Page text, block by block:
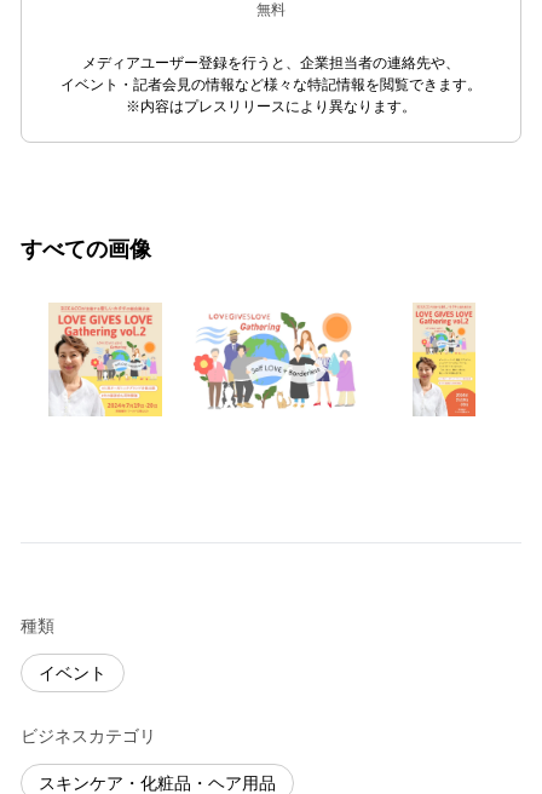
無料
メディアユーザー登録を行うと、企業担当者の連絡先や、
イベント・記者会見の情報など様々な特記情報を閲覧できます。
※内容はプレスリリースにより異なります。
すべての画像
種類
イベント
ビジネスカテゴリ
スキンケア・化粧品・ヘア用品